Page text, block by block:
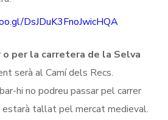
DsJDuK3FnoJwicHQA
o per la carretera de la Selva
serà al Camí dels Recs.
hi no podreu passar pel carrer
estarà tallat pel mercat medieval.